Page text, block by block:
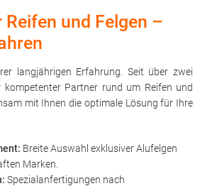
und Felgen –
langjährigen Erfahrung. Seit über zwei
Partner rund um Reifen und
mit Ihnen die optimale Lösung für Ihre
Breite Auswahl exklusiver Alufelgen
Marken.
Spezialanfertigungen nach